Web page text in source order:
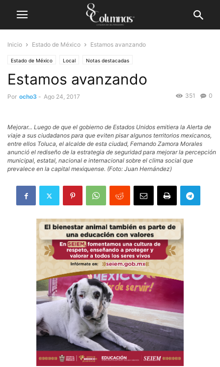
Inicio Estado de México Estamos avanzando
Estado de México Local Notas destacadas
Estamos avanzando
Por ocho3 - Ago 24, 2017 0
351
Mejorar... Luego de que el gobierno de Estados Unidos emitiera la Alerta de
viaje a sus ciudadanos para que eviten pisar algunos territorios mexicanos,
entre ellos Toluca, el alcalde de esta ciudad, Fernando Zamora Morales
anunció el rediseño de la estrategia de seguridad para mejorar la percepción
municipal, estatal, nacional e internacional sobre el clima social que
prevalece en la capital mexiquense. (Foto: Juan Hernández)